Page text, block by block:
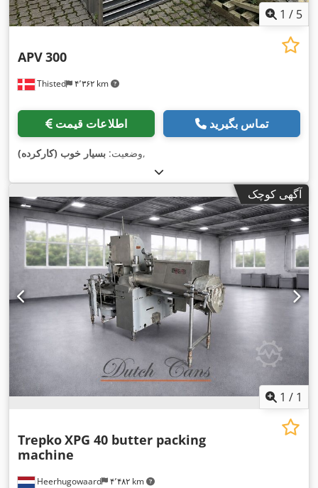
1 / 5
Thisted ۴٬۳۶۲ km
APV300
اطلاعات قیمت تماس بگیرید
وضعیت: بسیار خوب (کارکرده) ,
آگهی کوچک
1 / 1
Heerhugowaard ۴٬۴۸۲ km
TrepkoXPG 40 butter packing
machine